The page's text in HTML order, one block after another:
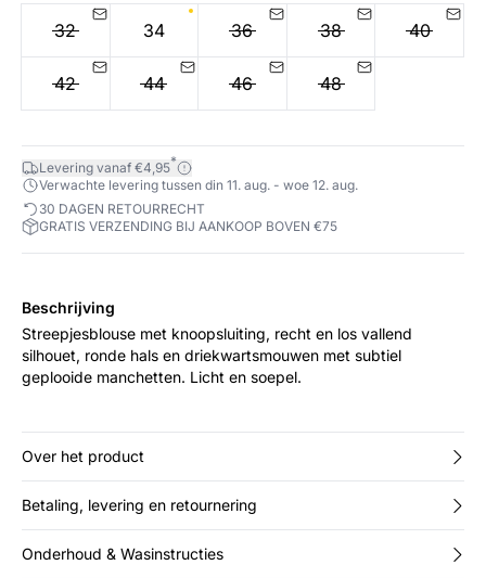
32 34 36 38 40
42 44 46 48
Levering vanaf €4,95*
Verwachte levering tussen din 11. aug. - woe 12. aug.
30 DAGEN RETOURRECHT
GRATIS VERZENDING BIJ AANKOOP BOVEN €75
Beschrijving
Streepjesblouse met knoopsluiting, recht en los vallend
silhouet, ronde hals en driekwartsmouwen met subtiel
geplooide manchetten. Licht en soepel.
Over het product
Betaling, levering en retournering
Onderhoud & Wasinstructies